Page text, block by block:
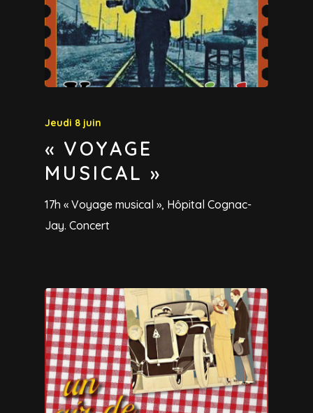
Jeudi 8 juin
« VOYAGE
MUSICAL »
17h « Voyage musical », Hôpital Cognac-
Jay. Concert